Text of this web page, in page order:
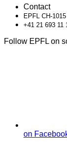
Contact
EPFL CH-
+41 21 693 11
Follow EPFL on
on